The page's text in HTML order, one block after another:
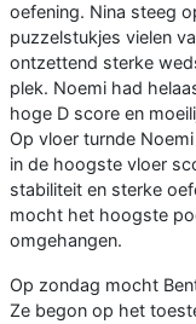
oefening. Nina steeg
puzzelstukjes vielen
ontzettend sterke
plek. Noemi had
hoge D score en
Op vloer turnde
in de hoogste vloer
stabiliteit en sterke
mocht het hoogste
omgehangen.
Op zondag mocht
Ze begon op het